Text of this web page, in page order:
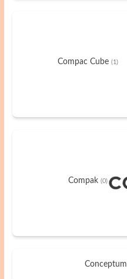
Compac Cube (1)
Compak (0)
Conceptum